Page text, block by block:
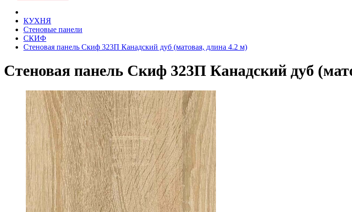
КУХНЯ
Стеновые панели
СКИФ
Стеновая панель Скиф 323П Канадский дуб (матовая, длина 4.2 м)
Стеновая панель Скиф 323П Канадский дуб